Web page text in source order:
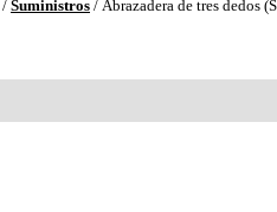
/ Suministros / Abrazadera de tres dedos